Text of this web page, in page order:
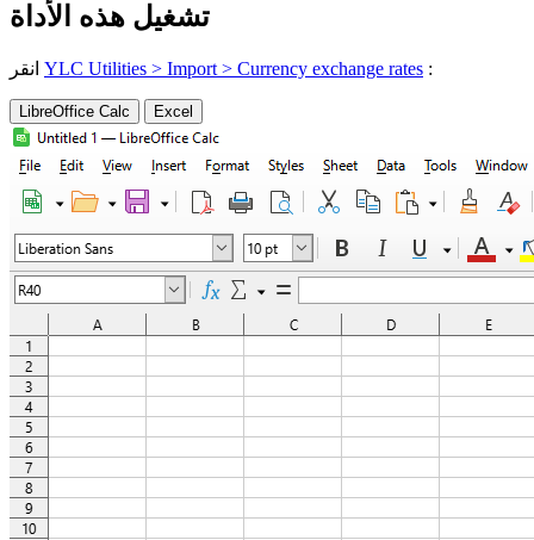
تشغيل هذه الأداة
YLC Utilities > Import > Currency exchange rates :
LibreOffice Calc Excel